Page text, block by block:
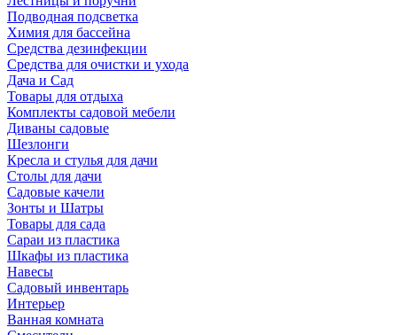
Подводная подсветка
Химия для бассейна
Средства дезинфекции
Средства для очистки и ухода
Дача и Сад
Товары для отдыха
Комплекты садовой мебели
Диваны садовые
Шезлонги
Кресла и стулья для дачи
Столы для дачи
Садовые качели
Зонты и Шатры
Товары для сада
Сараи из пластика
Шкафы из пластика
Навесы
Садовый инвентарь
Интерьер
Ванная комната